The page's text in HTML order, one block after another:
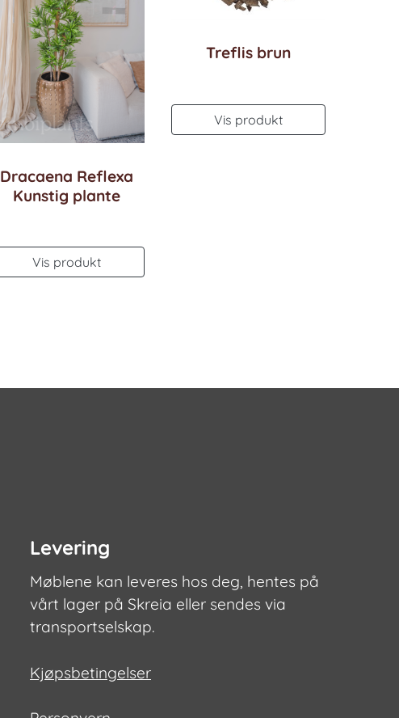
Dracaena Reflexa
Kunstig plante
Vis produkt
Treflis brun
Vis produkt
Levering
Møblene kan leveres hos deg, hentes på
vårt lager på Skreia eller sendes via
transportselskap.
Kjøpsbetingelser